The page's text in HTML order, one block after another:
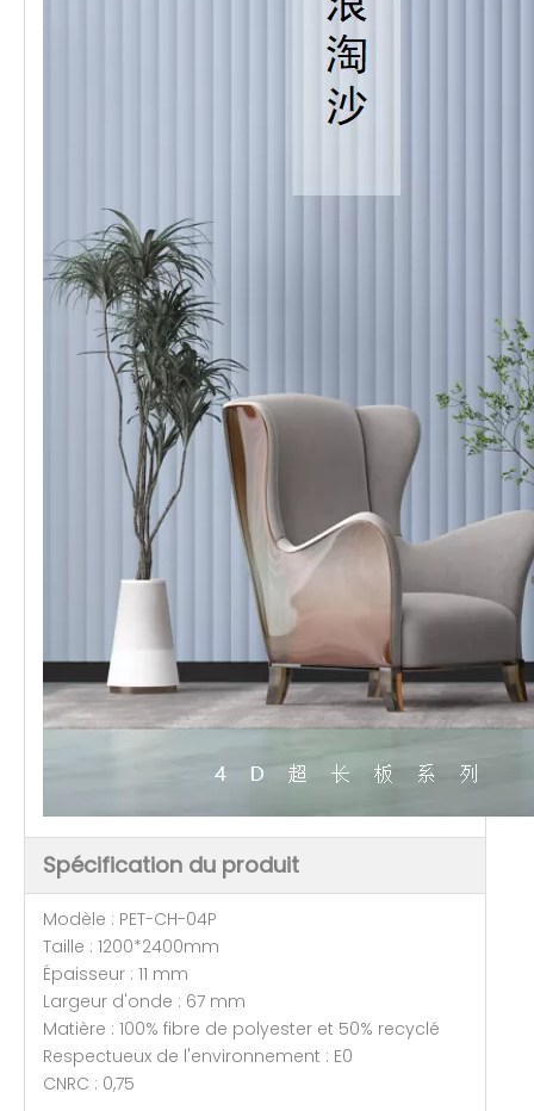
Spécification du produit
Modèle : PET-CH-04P
Taille : 1200*2400mm
Épaisseur : 11 mm
Largeur d'onde : 67 mm
Matière : 100% fibre de polyester et 50% recyclé
Respectueux de l'environnement : E0
CNRC : 0,75